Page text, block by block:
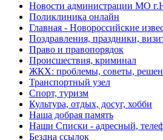
Новости администрации МО
Поликлиника онлайн
Главная - Новороссийские
Поздравления, праздники,
Право и правопорядок
Происшествия, криминал
ЖКХ: проблемы, советы,
Транспортный узел
Спорт, туризм
Культура, отдых, досуг, хобби
Наша добрая память
Наши Списки - адресный,
Бездна ссылок